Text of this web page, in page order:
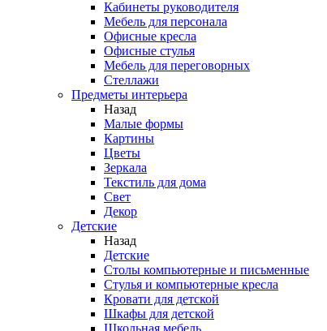
Кабинеты руководителя
Мебель для персонала
Офисные кресла
Офисные стулья
Мебель для переговорных
Стеллажи
Предметы интерьера
Назад
Малые формы
Картины
Цветы
Зеркала
Текстиль для дома
Свет
Декор
Детские
Назад
Детские
Столы компьютерные и письменные
Стулья и компьютерные кресла
Кровати для детской
Шкафы для детской
Школьная мебель